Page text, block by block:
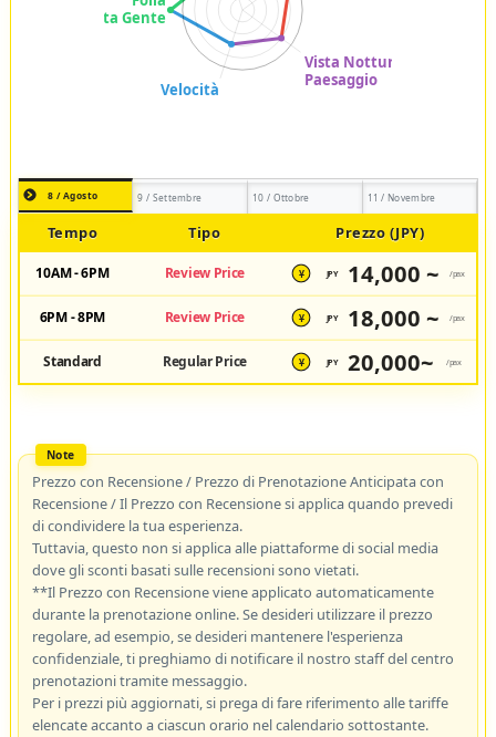
8 / Agosto 9 / Settembre 10 / Ottobre 11 / Novembre
Tempo Tipo Prezzo (JPY)
10AM - 6PM Review Price ¥ JPY 14,000 ~ /pax
6PM - 8PM Review Price ¥ JPY 18,000 ~ /pax
Standard Regular Price ¥ JPY 20,000~ /pax
Prezzo con Recensione / Prezzo di Prenotazione Anticipata con
Recensione / Il Prezzo con Recensione si applica quando prevedi
di condividere la tua esperienza.
Tuttavia, questo non si applica alle piattaforme di social media
dove gli sconti basati sulle recensioni sono vietati.
**Il Prezzo con Recensione viene applicato automaticamente
durante la prenotazione online. Se desideri utilizzare il prezzo
regolare, ad esempio, se desideri mantenere l'esperienza
confidenziale, ti preghiamo di notificare il nostro staff del centro
prenotazioni tramite messaggio.
Per i prezzi più aggiornati, si prega di fare riferimento alle tariffe
elencate accanto a ciascun orario nel calendario sottostante.